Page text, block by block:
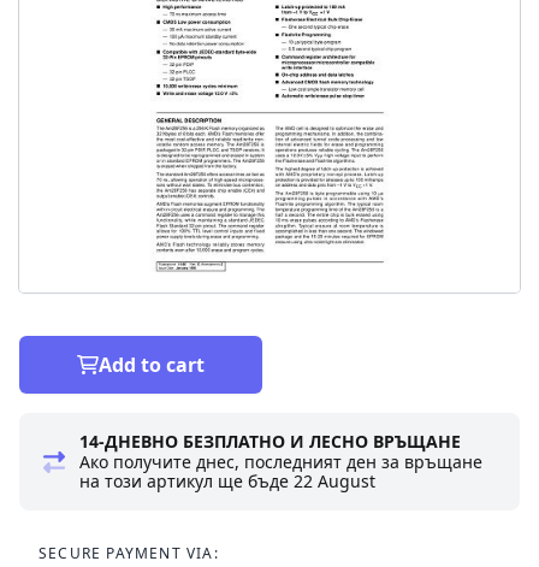
Add to cart
14-ДНЕВНО БЕЗПЛАТНО И ЛЕСНО ВРЪЩАНЕ
Ако получите днес, последният ден за връщане
на този артикул ще бъде22 August
SECURE PAYMENT VIA: